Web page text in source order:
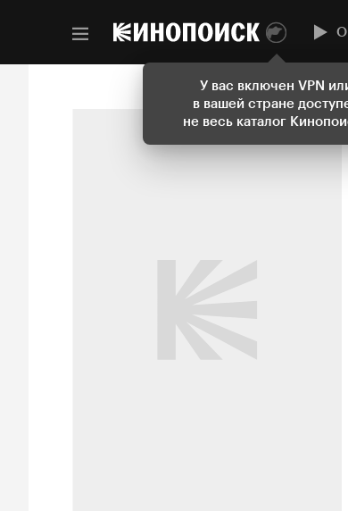
У вас включен VPN
в вашей стране
не весь каталог